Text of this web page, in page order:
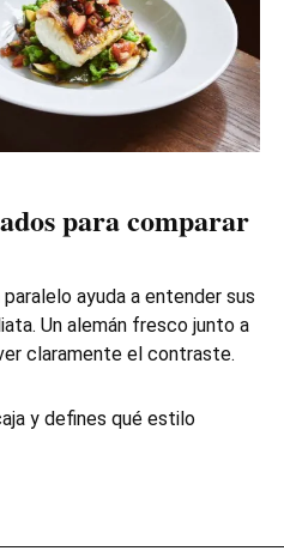
para comparar
ayuda a entender sus
Un alemán fresco junto a
claramente el contraste.
y defines qué estilo